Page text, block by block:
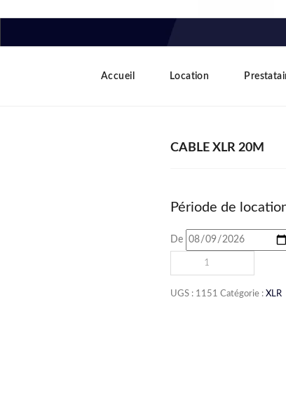
Accueil Location
CABLE XLR 20M
Période de
De
UGS : 1151 Catégorie : XLR